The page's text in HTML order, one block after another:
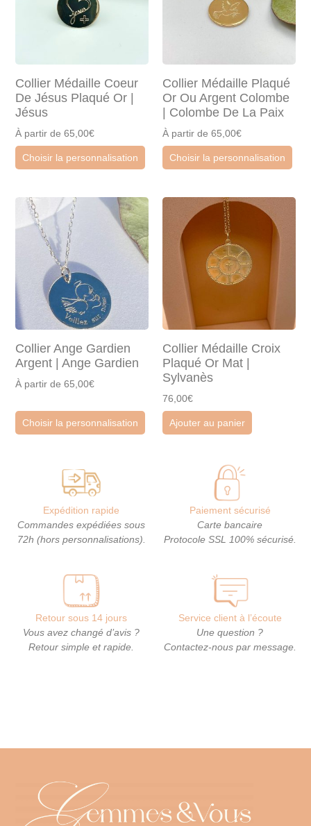
Collier Médaille Coeur
De Jésus Plaqué Or |
Jésus
À partir de 65,00€
Choisir la personnalisation
Collier Médaille Plaqué
Or Ou Argent Colombe
| Colombe De La Paix
À partir de 65,00€
Choisir la personnalisation
Collier Ange Gardien
Argent | Ange Gardien
À partir de 65,00€
Choisir la personnalisation
Collier Médaille Croix
Plaqué Or Mat |
Sylvanès
76,00€
Ajouter au panier
Expédition rapide
Commandes expédiées sous
72h (hors personnalisations).
Paiement sécurisé
Carte bancaire
Protocole SSL 100% sécurisé.
Retour sous 14 jours
Vous avez changé d’avis ?
Retour simple et rapide.
Service client à l’écoute
Une question ?
Contactez-nous par message.